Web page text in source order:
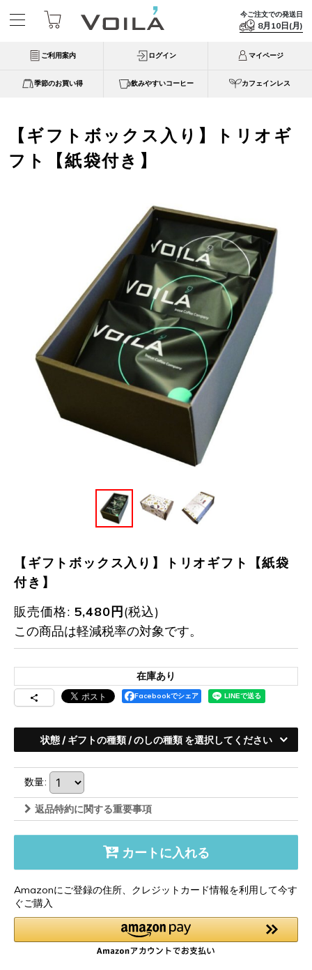
今ご注文での発送日
8月10日(月)
ご利用案内 ログイン マイページ
季節のお買い得 飲みやすいコーヒー カフェインレス
【ギフトボックス入り】トリオギ
フト【紙袋付き】
【ギフトボックス入り】トリオギフト【紙袋
付き】
販売価格: 5,480円(税込)
この商品は軽減税率の対象です。
在庫あり
Facebookでシェア
状態 / ギフトの種類 / のしの種類 を選択してください
数量:
返品特約に関する重要事項
カートに入れる
Amazonにご登録の住所、クレジットカード情報を利用して今す
ぐご購入